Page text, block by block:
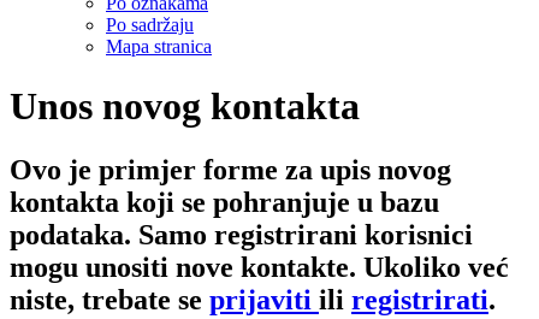
Po sadržaju
Mapa stranica
Unos novog kontakta
Ovo je primjer forme za upis novog
kontakta koji se pohranjuje u bazu
podataka. Samo registrirani korisnici
mogu unositi nove kontakte. Ukoliko već
niste, trebate se prijaviti ili registrirati.